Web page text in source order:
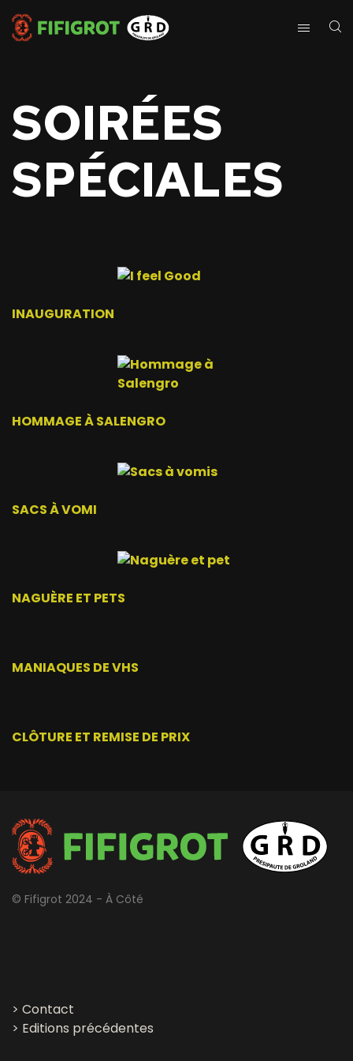
SOIRÉES
SPÉCIALES
INAUGURATION
HOMMAGE À SALENGRO
SACS À VOMI
NAGUÈRE ET PETS
MANIAQUES DE VHS
CLÔTURE ET REMISE DE PRIX
© Fifigrot 2024 - À Côté
> Contact
> Editions précédentes